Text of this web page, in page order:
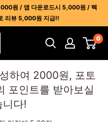
원 / 앱 다운로드시 5,000원 / 텍
리뷰 5,000원 지급!!
0
하여 2000원, 포토
포인트를 받아보실
니다!